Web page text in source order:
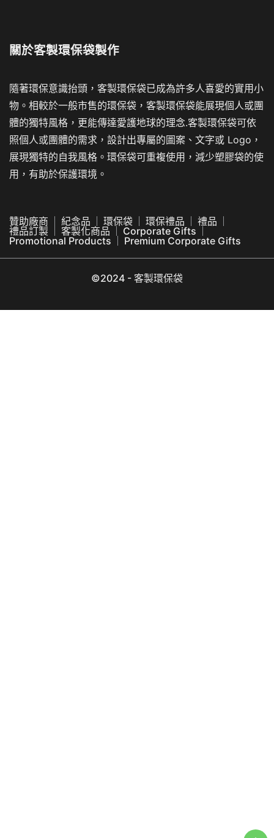
關於客製環保袋製作
隨著環保意識抬頭，客製環保袋已成為許多人喜愛的實用小
物。相較於一般市售的環保袋，客製環保袋能展現個人或團
體的獨特風格，更能傳達愛護地球的理念.客製環保袋可依
照個人或團體的需求，設計出專屬的圖案、文字或 Logo，
展現獨特的自我風格。環保袋可重複使用，減少塑膠袋的使
用，有助於保護環境。
贊助廠商 紀念品 環保袋 環保禮品
禮品
禮品訂製
客製化商品
Corporate Gifts
Promotional Products
Premium Corporate Gifts
©2024 - 客製環保袋